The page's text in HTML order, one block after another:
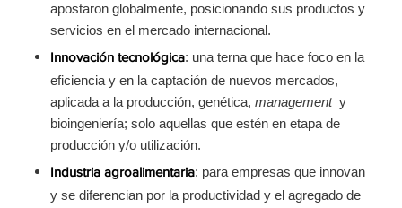
apostaron globalmente, posicionando sus productos y
servicios en el mercado internacional.
Innovación tecnológica: una terna que hace foco en la
eficiencia y en la captación de nuevos mercados,
aplicada a la producción, genética, management y
bioingeniería; solo aquellas que estén en etapa de
producción y/o utilización.
Industria agroalimentaria: para empresas que innovan
y se diferencian por la productividad y el agregado de